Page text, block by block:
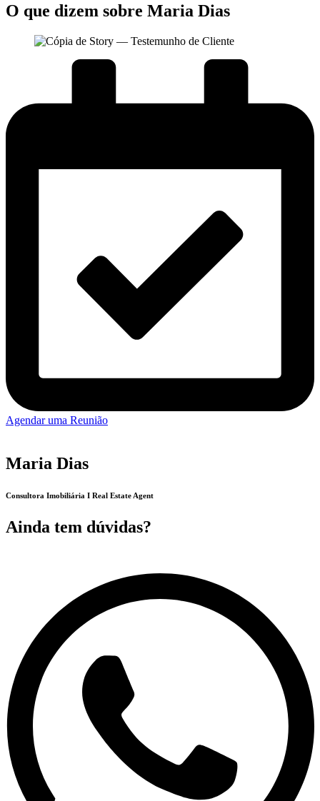
O que dizem sobre Maria Dias
Agendar uma Reunião
Maria Dias
Consultora Imobiliária I Real Estate Agent
Ainda tem dúvidas?